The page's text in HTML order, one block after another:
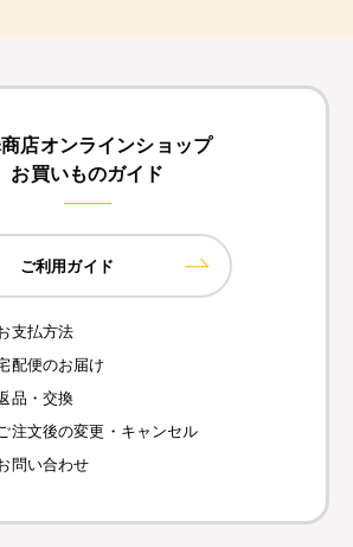
店オンラインショップ
お買いものガイド
ご利用ガイド
支払方法
配便のお届け
品・交換
注文後の変更・キャンセル
問い合わせ